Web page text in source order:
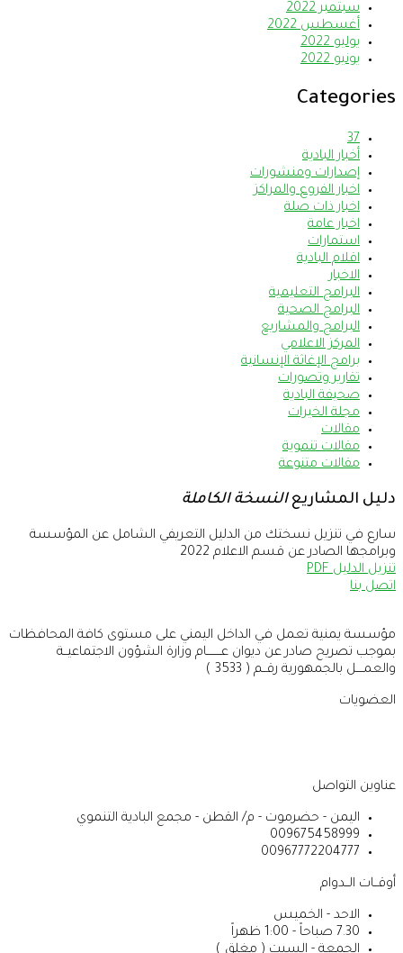
سبتمبر 2022
أغسطس 2022
يوليو 2022
يونيو 2022
Categories
37
أخبار البادية
إصدارات ومنشورات
اخبار الفروع والمراكز
اخبار ذات صلة
اخبار عامة
استمارات
اقلام البادية
الاخبار
البرامج التعليمية
البرامج الصحية
البرامج والمشاريع
المركز الاعلامي
برامج الإغاثة الإنسانية
تقارير وتصورات
صحيفة البادية
مجلة الخيرات
مقالات
مقالات تنموية
مقالات متنوعة
دليل المشاريعالنسخة الكاملة
سارع في تنزيل نسختك من الدليل التعريفي الشامل عن المؤسسة
وبرامجها الصادر عن قسم الاعلام 2022
تنزيل الدليل PDF
اتصل بنا
مؤسسة يمنية تعمل في الداخل اليمني على مستوى كافة المحافظات
بموجب تصريح صادر عن ديوان عــــــــام وزارة الشؤون الاجتماعيــة
والعمــــل بالجمهورية رقــم ( 3533 )
العضويات
عناوين التواصل
اليمن - حضرموت - م/ القطن - مجمع البادية التنموي
009675458999
00967772204777
أوقــات الــدوام
الاحد - الخميس
7.30 صباحاً - 1:00 ظهراً